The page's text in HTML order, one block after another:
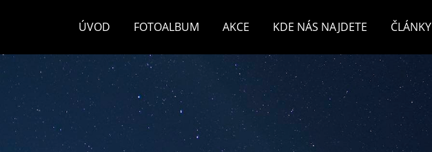
ÚVOD FOTOALBUM AKCE KDE NÁS NAJDETE ČLÁNKY